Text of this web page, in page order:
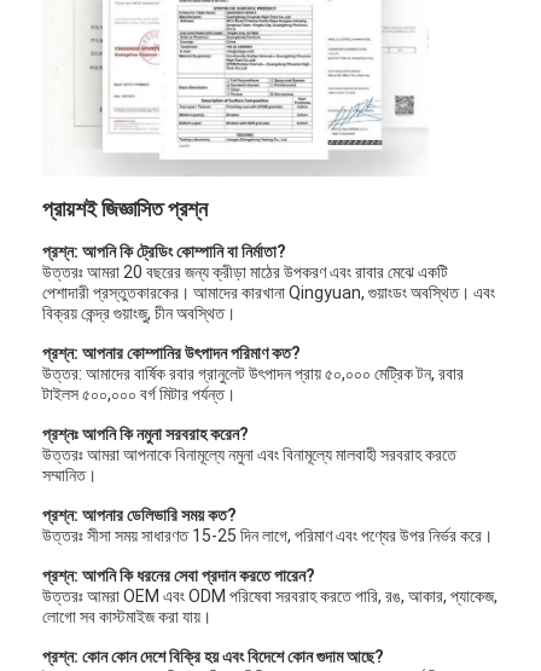
একসাথে বাঁধা রাবার প্যাভেলার
কৃত্রিম ঘাস infill
এসবিআর রাবার কণিকা
কৃত্রিম ঘাস
রানিং ট্র্যাক ইনস্টলেশন
প্রায়শই জিজ্ঞাসিত প্রশ্ন
প্রশ্ন: আপনি কি ট্রেডিং কোম্পানি বা নির্মাতা?
উত্তরঃ আমরা 20 বছরের জন্য ক্রীড়া মাঠের উপকরণ এবং রাবার মেঝে একটি
পেশাদারী প্রস্তুতকারকের। আমাদের কারখানা Qingyuan, গুয়াংডং অবস্থিত। এবং
বিক্রয় কেন্দ্র গুয়াংজু, চীন অবস্থিত।
প্রশ্ন: আপনার কোম্পানির উৎপাদন পরিমাণ কত?
উত্তর: আমাদের বার্ষিক রবার গ্রানুলেট উৎপাদন প্রায় ৫০,০০০ মেট্রিক টন, রবার
টাইলস ৫০০,০০০ বর্গ মিটার পর্যন্ত।
প্রশ্নঃ আপনি কি নমুনা সরবরাহ করেন?
উত্তরঃ আমরা আপনাকে বিনামূল্যে নমুনা এবং বিনামূল্যে মালবাহী সরবরাহ করতে
সম্মানিত।
প্রশ্ন: আপনার ডেলিভারি সময় কত?
উত্তরঃ সীসা সময় সাধারণত 15-25 দিন লাগে, পরিমাণ এবং পণ্যের উপর নির্ভর করে।
প্রশ্ন: আপনি কি ধরনের সেবা প্রদান করতে পারেন?
উত্তরঃ আমরা OEM এবং ODM পরিষেবা সরবরাহ করতে পারি, রঙ, আকার, প্যাকেজ,
লোগো সব কাস্টমাইজ করা যায়।
প্রশ্ন: কোন কোন দেশে বিক্রি হয় এবং বিদেশে কোন গুদাম আছে?